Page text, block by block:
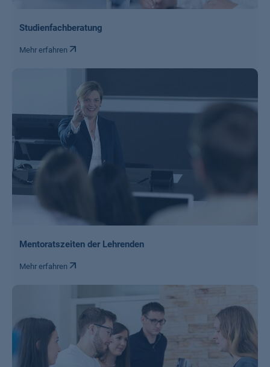
Studienfachberatung
Mehr erfahren
Mentoratszeiten der Lehrenden
Mehr erfahren